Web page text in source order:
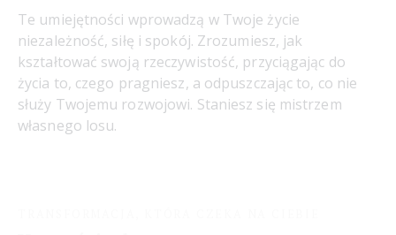
Te umiejętności wprowadzą w Twoje życie
niezależność, siłę i spokój. Zrozumiesz, jak
kształtować swoją rzeczywistość, przyciągając do
życia to, czego pragniesz, a odpuszczając to, co nie
służy Twojemu rozwojowi. Staniesz się mistrzem
własnego losu.